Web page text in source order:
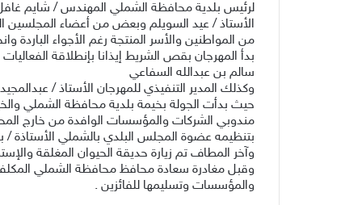
لرئيس بلدية محافظة الشملي المهندس / شايم
الأستاذ / عيد السويلم وبعض من أعضاء المجلسين
من المواطنين والأسر المنتجة رغم الأجواء الباردة
بدأ المهرجان بقص الشريط إيذانا بإنطلاقة
سالم بن عبدالله السفاعي
وكذلك المدير التنفيذي للمهرجان الأستاذ /
حيث بدأت الجولة بخيمة بلدية محافظة الشملي
مندوبي الشركات والمؤسسات الوافدة من خارج
بتنظيمه عضوة المجلس البلدي بالشملي الأستاذة
وآخر المطاف تم زيارة حديقة الحيوان المغلقة
وقبل مغادرة سعادة محافظ محافظة الشملي المكلف
والمؤسسات وتسليمها للفائزين .